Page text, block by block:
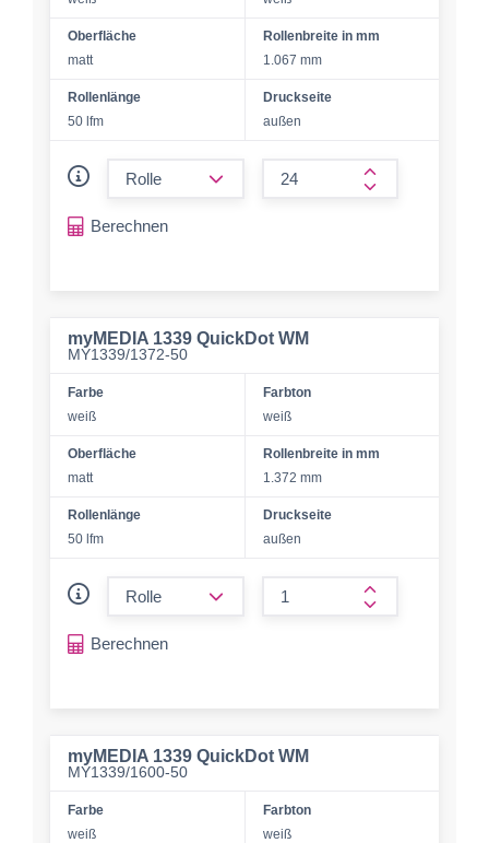
Oberfläche
matt
Rollenbreite in mm
1.067 mm
Rollenlänge
50 lfm
Druckseite
außen
form.increase-
Berechnen
myMEDIA 1339 QuickDot WM
MY1339/1372-50
Farbe
weiß
Farbton
weiß
Oberfläche
matt
Rollenbreite in mm
1.372 mm
Rollenlänge
50 lfm
Druckseite
außen
form.increase-
Berechnen
myMEDIA 1339 QuickDot WM
MY1339/1600-50
Farbe
weiß
Farbton
weiß